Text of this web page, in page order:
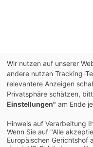
Wir nutzen auf unserer
andere nutzen Tracking-
relevantere Anzeigen
Privatsphäre schätzen,
Einstellungen" am Ende
Hinweis auf Verarbeitung
Wenn Sie auf "Alle
Europäischen Gerichtshof